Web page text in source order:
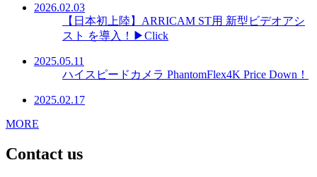
2026.02.03
【日本初上陸】ARRICAM ST用 新型ビデオアシ
スト を導入！▶Click
2025.05.11
ハイスピードカメラ PhantomFlex4K Price Down！
2025.02.17
MORE
Contact us